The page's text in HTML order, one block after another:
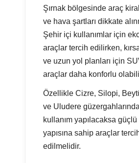
Şırnak bölgesinde araç
ve hava şartları dikkate
Şehir içi kullanımlar için
araçlar tercih edilirken,
ve uzun yol planları için
araçlar daha konforlu
Özellikle Cizre, Silopi,
ve Uludere
kullanım yapılacaksa
yapısına sahip araçlar
edilmelidir.